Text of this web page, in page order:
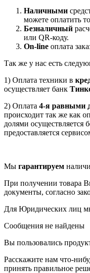
Наличными
можете оплатить
Безналичный
или QR-коду.
On-line оплата
Так же у нас есть
1) Оплата техники в
осуществляет банк
2) Оплата 4-я равными
происходит так же как
долями осуществляется
предоставляется
Мы гарантируем
При получении товара
документы, согласно
Для Юридических лиц
Сообщения не найдены
Вы пользовались
Расскажите нам что-
принять правильное